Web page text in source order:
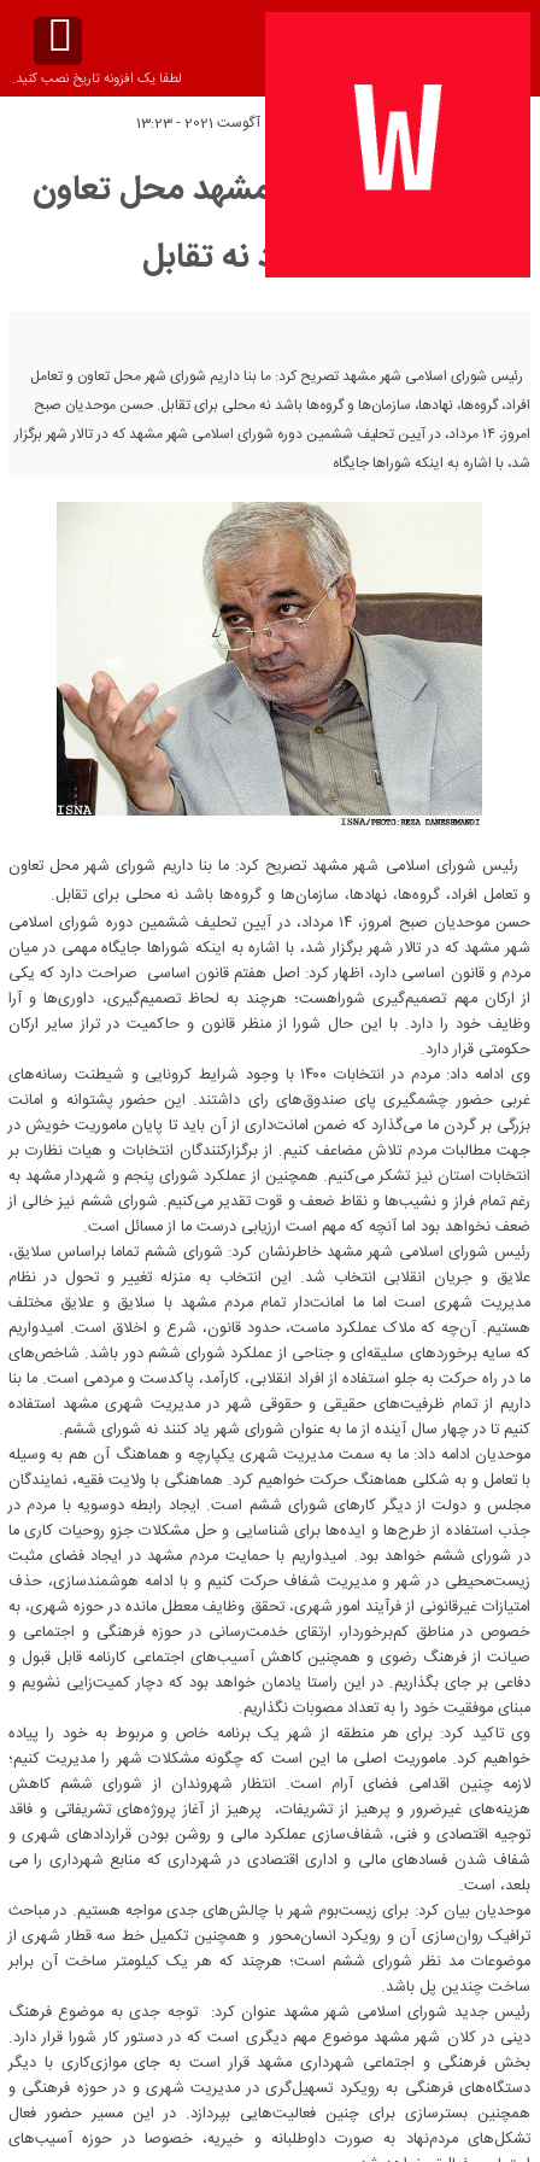
لطفا یک افزونه تاریخ نصب کنید.
تاریخ انتشار:
شورای شهر ششم مشهد محل تعاون
خواهد بود نه تقابل
رئیس شورای اسلامی شهر مشهد تصریح کرد: ما بنا داریم شورای شهر محل تعاون و تعامل
افراد، گروه‌ها، نهادها، سازمان‌ها و گروه‌ها باشد نه محلی برای تقابل. حسن موحدیان صبح
امروز، ۱۴ مرداد، در آیین تحلیف ششمین دوره شورای اسلامی شهر مشهد که در تالار شهر برگزار
شد، با اشاره به اینکه شوراها جایگاه
رئیس شورای اسلامی شهر مشهد تصریح کرد: ما بنا داریم شورای شهر محل تعاون
و تعامل افراد، گروه‌ها، نهادها، سازمان‌ها و گروه‌ها باشد نه محلی برای تقابل.
حسن موحدیان صبح امروز، ۱۴ مرداد، در آیین تحلیف ششمین دوره شورای اسلامی
شهر مشهد که در تالار شهر برگزار شد، با اشاره به اینکه شوراها جایگاه مهمی در میان
مردم و قانون اساسی دارد، اظهار کرد: اصل هفتم قانون اساسی صراحت دارد که یکی
از ارکان مهم تصمیم‌گیری شوراهست؛ هرچند به لحاظ تصمیم‌گیری، داوری‌ها و آرا
وظایف خود را دارد. با این حال شورا از منظر قانون و حاکمیت در تراز سایر ارکان
حکومتی قرار دارد.
وی ادامه داد: مردم در انتخابات ۱۴۰۰ با وجود شرایط کرونایی و شیطنت رسانه‌های
غربی حضور چشمگیری پای صندوق‌های رای داشتند. این حضور پشتوانه و امانت
بزرگی بر گردن ما می‌گذارد که ضمن امانت‌داری از آن باید تا پایان ماموریت خویش در
جهت مطالبات مردم تلاش مضاعف کنیم.‌ از برگزارکنندگان انتخابات و هیات نظارت بر
انتخابات استان نیز تشکر می‌کنیم.‌ همچنین از عملکرد شورای پنجم و شهردار مشهد به
رغم تمام فراز و نشیب‌ها و نقاط ضعف و قوت تقدیر می‌کنیم. شورای ششم نیز خالی از
ضعف نخواهد بود اما آنچه که مهم است ارزیابی درست ما از مسائل است.
رئیس شورای اسلامی شهر مشهد خاطرنشان کرد: شورای ششم تماما براساس سلایق،
علایق و جریان انقلابی انتخاب شد. این انتخاب به منزله تغییر و تحول در نظام
مدیریت شهری است اما ما امانت‌دار تمام مردم مشهد با سلایق و علایق مختلف
هستیم. آن‌چه که ملاک عملکرد ماست، حدود قانون، شرع و اخلاق است. امیدواریم
که سایه برخوردهای سلیقه‌ای و جناحی از عملکرد شورای ششم دور باشد. شاخص‌های
ما در راه حرکت به جلو استفاده از افراد انقلابی، کارآمد، پاکدست و مردمی است. ما بنا
داریم از تمام ظرفیت‌های حقیقی و حقوقی شهر در مدیریت شهری مشهد استفاده
کنیم تا در چهار سال آینده از ما به عنوان شورای شهر یاد کنند نه شورای ششم.
موحدیان ادامه داد: ما به سمت مدیریت شهری یکپارچه و هماهنگ آن هم به وسیله
با تعامل و به شکلی هماهنگ حرکت خواهیم کرد. هماهنگی با ولایت فقیه، نمایندگان
مجلس و دولت از دیگر کارهای شورای ششم است. ایجاد رابطه دوسویه با مردم در
جذب استفاده از طرح‌ها و ایده‌ها برای شناسایی و حل مشکلات جزو روحیات کاری ما
در شورای ششم خواهد بود. امیدواریم با حمایت مردم مشهد در ایجاد فضای مثبت
زیست‌محیطی در شهر و مدیریت شفاف‌ حرکت کنیم و با ادامه هوشمندسازی، حذف
امتیازات غیرقانونی از فرآیند امور شهری، تحقق وظایف معطل مانده در حوزه شهری، به
خصوص در مناطق کم‌برخوردار، ارتقای خدمت‌رسانی در حوزه فرهنگی و اجتماعی و
صیانت از فرهنگ رضوی و همچنین کاهش آسیب‌های اجتماعی کارنامه قابل قبول و
دفاعی بر جای بگذاریم. در این راستا یادمان خواهد بود که دچار کمیت‌زایی نشویم و
مبنای موفقیت خود را به تعداد مصوبات نگذاریم.
وی تاکید کرد: برای هر منطقه از شهر یک برنامه خاص و مربوط به خود را پیاده
خواهیم کرد. ماموریت اصلی ما این است که چگونه مشکلات شهر را مدیریت کنیم؛
لازمه چنین اقدامی فضای آرام است. انتظار شهروندان از شورای ششم کاهش
هزینه‌های غیرضرور و پرهیز از تشریفات، پرهیز از آغاز پروژه‌های تشریفاتی و فاقد
توجیه اقتصادی و فنی، شفاف‌سازی عملکرد مالی و روشن بودن قراردادهای شهری و
شفاف شدن فسادهای مالی و اداری اقتصادی در شهرداری که منابع شهرداری را می
بلعد، است.
موحدیان بیان کرد: برای زیست‌بوم شهر با چالش‌های جدی مواجه هستیم. در مباحث
ترافیک روان‌سازی آن و رویکرد انسان‌محور و همچنین تکمیل خط سه قطار شهری از
موضوعات مد نظر شورای ششم است؛ هرچند که هر یک کیلومتر ساخت آن برابر
ساخت چندین پل باشد.
رئیس جدید شورای اسلامی شهر مشهد عنوان کرد: توجه جدی به موضوع فرهنگ
دینی در کلان شهر مشهد موضوع مهم دیگری است که در دستور کار شورا قرار دارد.
بخش فرهنگی و اجتماعی شهرداری مشهد قرار است به جای موازی‌کاری با دیگر
دستگاه‌های فرهنگی به رویکرد تسهیل‌گری در مدیریت شهری و در حوزه فرهنگی و
همچنین بسترسازی برای چنین فعالیت‌هایی بپردازد. در این مسیر حضور فعال
تشکل‌های مردم‌نهاد به صورت داوطلبانه و خیریه، خصوصا در حوزه آسیب‌های